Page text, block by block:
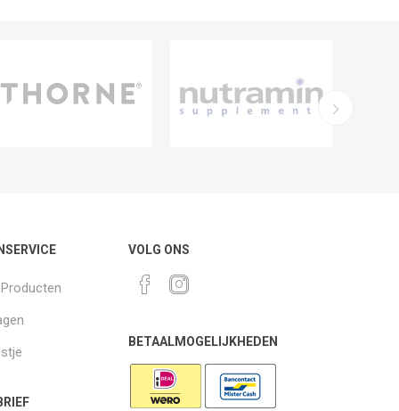
VOLG ONS
BETAALMOGELIJKHEDEN